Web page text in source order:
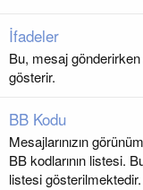
İfadeler
Bu, mesaj
gösterir.
BB Kodu
Mesajlarınızın
BB kodlarının listesi.
listesi gösterilmektedir.